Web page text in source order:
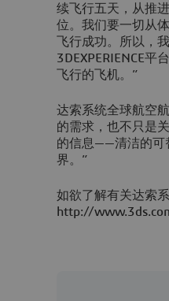
续飞行五天，从推
位。我们要一切从
飞行成功。所以，
3DEXPERIENCE平
飞行的飞机。”
达索系统全球航空
的需求，也不只是
的信息——清洁的可
界。”
如欲了解有关达索
http://